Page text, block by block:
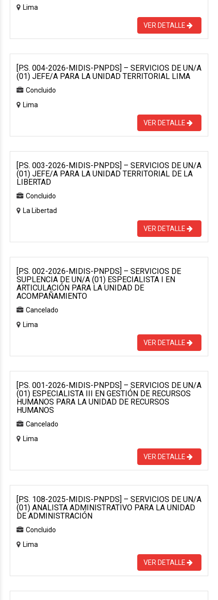
Lima
VER DETALLE
[P.S. 004-2026-MIDIS-PNPDS] – SERVICIOS DE UN/A
(01) JEFE/A PARA LA UNIDAD TERRITORIAL LIMA
Concluido
Lima
VER DETALLE
[P.S. 003-2026-MIDIS-PNPDS] – SERVICIOS DE UN/A
(01) JEFE/A PARA LA UNIDAD TERRITORIAL DE LA
LIBERTAD
Concluido
La Libertad
VER DETALLE
[P.S. 002-2026-MIDIS-PNPDS] – SERVICIOS DE
SUPLENCIA DE UN/A (01) ESPECIALISTA I EN
ARTICULACIÓN PARA LA UNIDAD DE
ACOMPAÑAMIENTO
Cancelado
Lima
VER DETALLE
[P.S. 001-2026-MIDIS-PNPDS] – SERVICIOS DE UN/A
(01) ESPECIALISTA III EN GESTIÓN DE RECURSOS
HUMANOS PARA LA UNIDAD DE RECURSOS
HUMANOS
Cancelado
Lima
VER DETALLE
[P.S. 108-2025-MIDIS-PNPDS] – SERVICIOS DE UN/A
(01) ANALISTA ADMINISTRATIVO PARA LA UNIDAD
DE ADMINISTRACIÓN
Concluido
Lima
VER DETALLE